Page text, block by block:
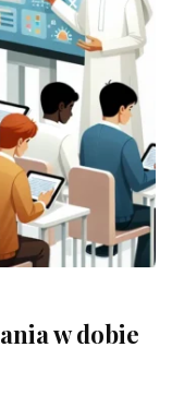
w dobie